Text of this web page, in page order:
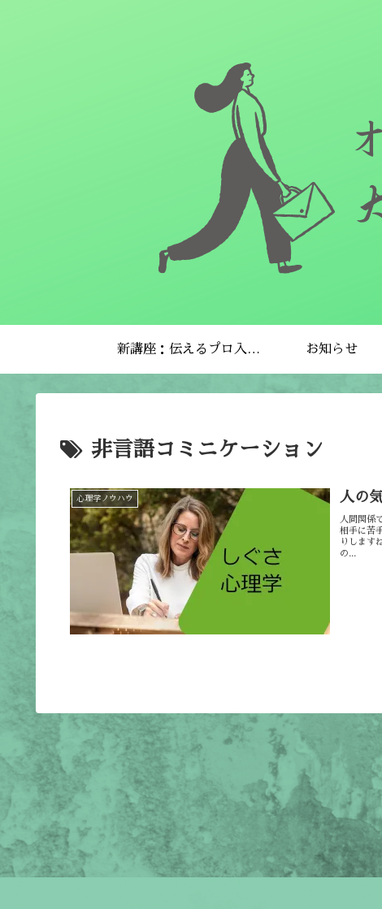
新講座：伝えるプロ入門プログラム お知らせ
非言語コミニケーション
心理学ノウハウ 人の
人間関係
相手に苦
りします
の...